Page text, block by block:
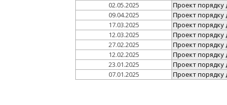
02.05.2025
Проект порядку
09.04.2025
Проект порядку
17.03.2025
Проект порядку
12.03.2025
Проект порядку
27.02.2025
Проект порядку
12.02.2025
Проект порядку
23.01.2025
Проект порядку
07.01.2025
Проект порядку